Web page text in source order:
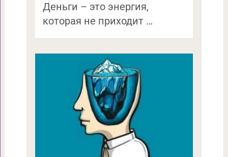
Деньги – это энергия,
которая не приходит …